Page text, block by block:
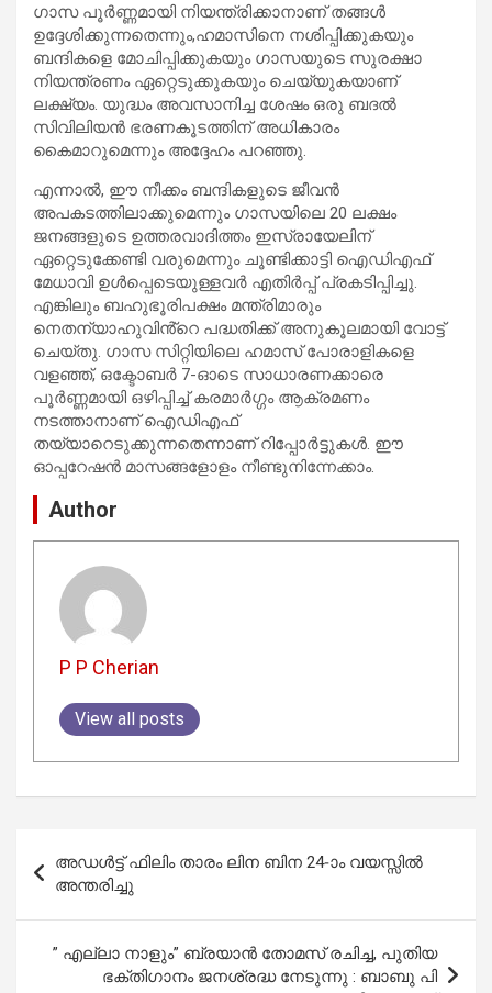
ഗാസ പൂർണ്ണമായി നിയന്ത്രിക്കാനാണ് തങ്ങൾ
ഉദ്ദേശിക്കുന്നതെന്നും,ഹമാസിനെ നശിപ്പിക്കുകയും
ബന്ദികളെ മോചിപ്പിക്കുകയും ഗാസയുടെ സുരക്ഷാ
നിയന്ത്രണം ഏറ്റെടുക്കുകയും ചെയ്യുകയാണ്
ലക്ഷ്യം. യുദ്ധം അവസാനിച്ച ശേഷം ഒരു ബദൽ
സിവിലിയൻ ഭരണകൂടത്തിന് അധികാരം
കൈമാറുമെന്നും അദ്ദേഹം പറഞ്ഞു.
എന്നാൽ, ഈ നീക്കം ബന്ദികളുടെ ജീവൻ
അപകടത്തിലാക്കുമെന്നും ഗാസയിലെ 20 ലക്ഷം
ജനങ്ങളുടെ ഉത്തരവാദിത്തം ഇസ്രായേലിന്
ഏറ്റെടുക്കേണ്ടി വരുമെന്നും ചൂണ്ടിക്കാട്ടി ഐഡിഎഫ്
മേധാവി ഉൾപ്പെടെയുള്ളവർ എതിർപ്പ് പ്രകടിപ്പിച്ചു.
എങ്കിലും ബഹുഭൂരിപക്ഷം മന്ത്രിമാരും
നെതന്യാഹുവിൻ്റെ പദ്ധതിക്ക് അനുകൂലമായി വോട്ട്
ചെയ്തു. ഗാസ സിറ്റിയിലെ ഹമാസ് പോരാളികളെ
വളഞ്ഞ്, ഒക്ടോബർ 7-ഓടെ സാധാരണക്കാരെ
പൂർണ്ണമായി ഒഴിപ്പിച്ച് കരമാർഗ്ഗം ആക്രമണം
നടത്താനാണ് ഐഡിഎഫ്
തയ്യാറെടുക്കുന്നതെന്നാണ് റിപ്പോർട്ടുകൾ. ഈ
ഓപ്പറേഷൻ മാസങ്ങളോളം നീണ്ടുനിന്നേക്കാം.
Author
P P Cherian
View all posts
navigation
അഡൾട്ട് ഫിലിം താരം ലിന ബിന 24-ാം വയസ്സിൽ
അന്തരിച്ചു
” എല്ലാ നാളും” ബ്രയാൻ തോമസ് രചിച്ച, പുതിയ
ഭക്തിഗാനം ജനശ്രദ്ധ നേടുന്നു : ബാബു പി